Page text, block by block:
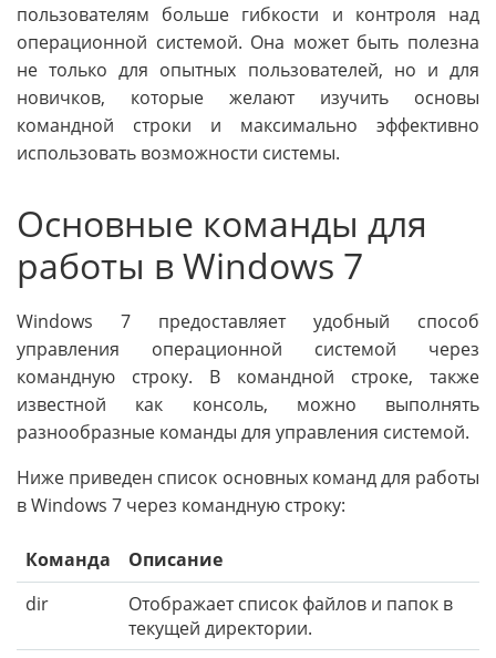
пользователям больше гибкости и контроля над
операционной системой. Она может быть полезна
не только для опытных пользователей, но и для
новичков, которые желают изучить основы
командной строки и максимально эффективно
использовать возможности системы.
Основные команды для
работы в Windows 7
Windows 7 предоставляет удобный способ
управления операционной системой через
командную строку. В командной строке, также
известной как консоль, можно выполнять
разнообразные команды для управления системой.
Ниже приведен список основных команд для работы
в Windows 7 через командную строку:
Команда
Описание
dir
Отображает список файлов и папок в
текущей директории.